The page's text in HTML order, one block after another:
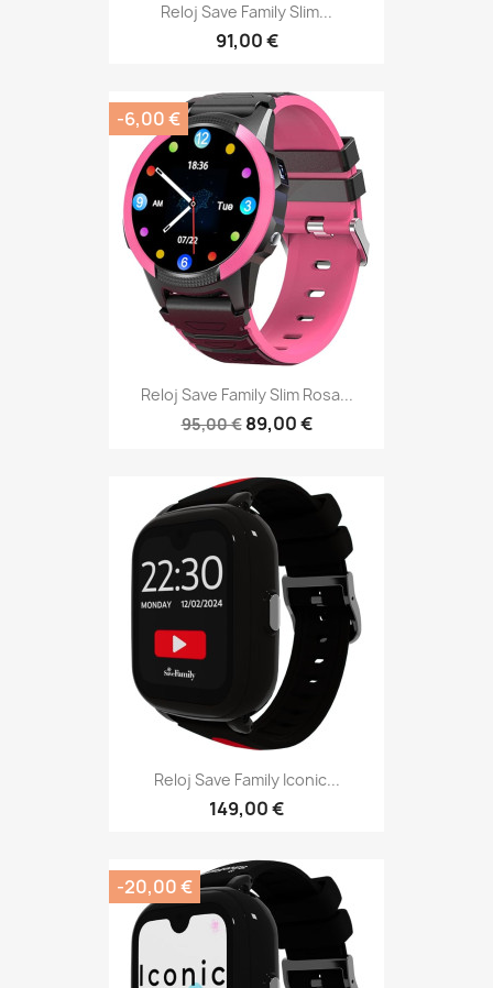
Reloj Save Family Slim...
91,00 €
Reloj Save Family Slim Rosa...
95,00 € 89,00 €
-6,00 €
Reloj Save Family Iconic...
149,00 €
-20,00 €